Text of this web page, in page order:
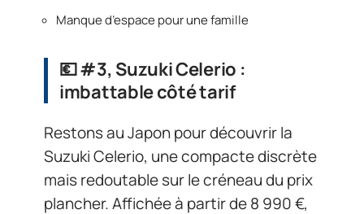
Manque d’espace pour une famille
💶 #3, Suzuki Celerio :
imbattable côté tarif
Restons au Japon pour découvrir la
Suzuki Celerio, une compacte discrète
mais redoutable sur le créneau du prix
plancher. Affichée à partir de 8 990 €,